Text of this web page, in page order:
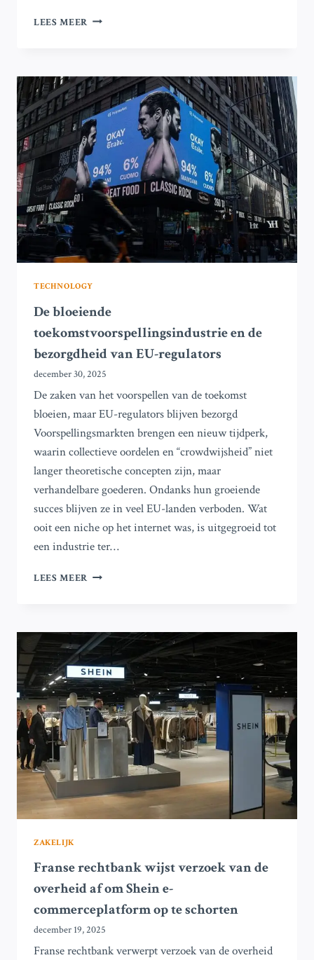
LEES MEER ONTDEK
BRICK:
SPEEL
BINNENKORT
STAR
WARS-
SCENARIO’S!
TECHNOLOGY
De bloeiende
toekomstvoorspellingsindustrie en de
bezorgdheid van EU-regulators
december 30, 2025
De zaken van het voorspellen van de toekomst
bloeien, maar EU-regulators blijven bezorgd
Voorspellingsmarkten brengen een nieuw tijdperk,
waarin collectieve oordelen en “crowdwijsheid” niet
langer theoretische concepten zijn, maar
verhandelbare goederen. Ondanks hun groeiende
succes blijven ze in veel EU-landen verboden. Wat
ooit een niche op het internet was, is uitgegroeid tot
een industrie ter…
LEES MEER DE
DE
BEZORGDHEID
VAN
EU-
REGULATORS
ZAKELIJK
Franse rechtbank wijst verzoek van de
overheid af om Shein e-
commerceplatform op te schorten
december 19, 2025
Franse rechtbank verwerpt verzoek van de overheid